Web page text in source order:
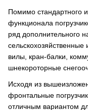
Помимо стандартного
функционала
ряд дополнительного
вилы, кран-балки,
шнекороторные
Исходя из
фронтальные
отличным вариантом